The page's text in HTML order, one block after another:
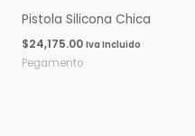
Pistola Silicona Chica
$24,175.00 Iva Incluido
Pegamento